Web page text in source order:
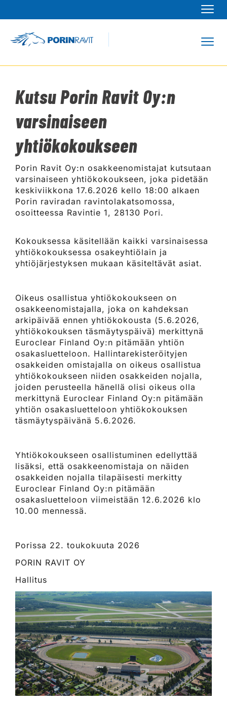
Kutsu Porin Ravit Oy:n
varsinaiseen
yhtiökokoukseen
Porin Ravit Oy:n osakkeenomistajat kutsutaan
varsinaiseen yhtiökokoukseen, joka pidetään
keskiviikkona 17.6.2026 kello 18:00 alkaen
Porin raviradan ravintolakatsomossa,
osoitteessa Ravintie 1, 28130 Pori.
Kokouksessa käsitellään kaikki varsinaisessa
yhtiökokouksessa osakeyhtiölain ja
yhtiöjärjestyksen mukaan käsiteltävät asiat.
Oikeus osallistua yhtiökokoukseen on
osakkeenomistajalla, joka on kahdeksan
arkipäivää ennen yhtiökokousta (5.6.2026,
yhtiökokouksen täsmäytyspäivä) merkittynä
Euroclear Finland Oy:n pitämään yhtiön
osakasluetteloon. Hallintarekisteröityjen
osakkeiden omistajalla on oikeus osallistua
yhtiökokoukseen niiden osakkeiden nojalla,
joiden perusteella hänellä olisi oikeus olla
merkittynä Euroclear Finland Oy:n pitämään
yhtiön osakasluetteloon yhtiökokouksen
täsmäytyspäivänä 5.6.2026.
Yhtiökokoukseen osallistuminen edellyttää
lisäksi, että osakkeenomistaja on näiden
osakkeiden nojalla tilapäisesti merkitty
Euroclear Finland Oy:n pitämään
osakasluetteloon viimeistään 12.6.2026 klo
10.00 mennessä.
Porissa 22. toukokuuta 2026
PORIN RAVIT OY
Hallitus